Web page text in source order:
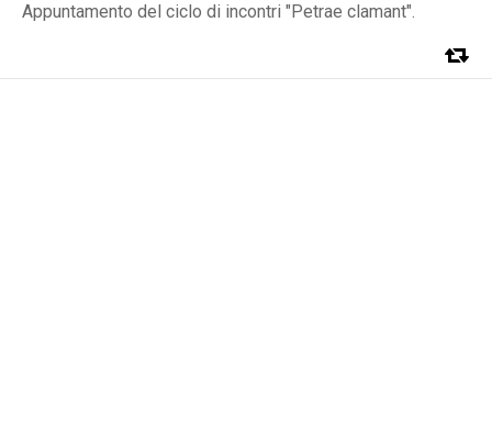
Appuntamento del ciclo di incontri "Petrae clamant".